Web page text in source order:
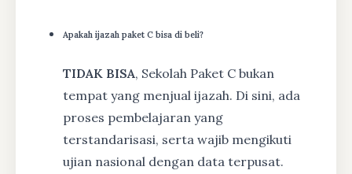
Apakah ijazah paket C bisa di beli?
TIDAK BISA, Sekolah Paket C bukan
tempat yang menjual ijazah. Di sini, ada
proses pembelajaran yang
terstandarisasi, serta wajib mengikuti
ujian nasional dengan data terpusat.